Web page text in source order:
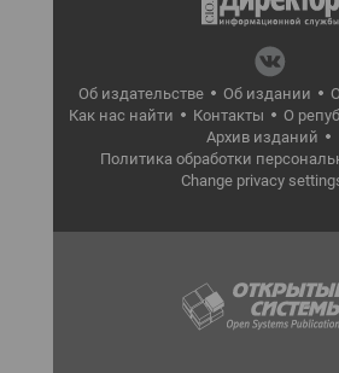
Об издательстве Об издании
Как нас найти
Контакты О
Архив изданий
Политика обработки
Change privacy